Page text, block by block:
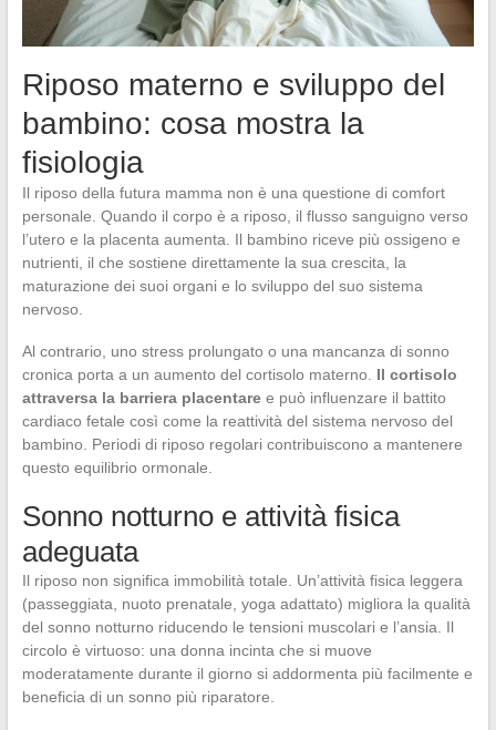
Riposo materno e sviluppo del
bambino: cosa mostra la
fisiologia
Il riposo della futura mamma non è una questione di comfort
personale. Quando il corpo è a riposo, il flusso sanguigno verso
l’utero e la placenta aumenta. Il bambino riceve più ossigeno e
nutrienti, il che sostiene direttamente la sua crescita, la
maturazione dei suoi organi e lo sviluppo del suo sistema
nervoso.
Al contrario, uno stress prolungato o una mancanza di sonno
cronica porta a un aumento del cortisolo materno. Il cortisolo
attraversa la barriera placentaree può influenzare il battito
cardiaco fetale così come la reattività del sistema nervoso del
bambino. Periodi di riposo regolari contribuiscono a mantenere
questo equilibrio ormonale.
Sonno notturno e attività fisica
adeguata
Il riposo non significa immobilità totale. Un’attività fisica leggera
(passeggiata, nuoto prenatale, yoga adattato) migliora la qualità
del sonno notturno riducendo le tensioni muscolari e l’ansia. Il
circolo è virtuoso: una donna incinta che si muove
moderatamente durante il giorno si addormenta più facilmente e
beneficia di un sonno più riparatore.